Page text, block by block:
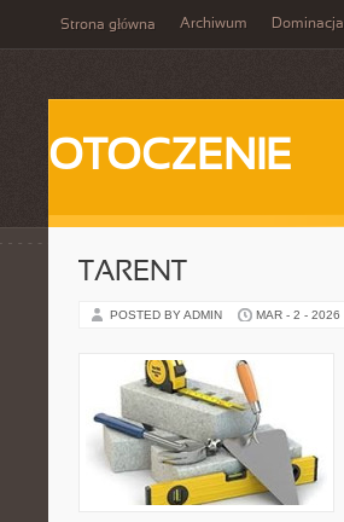
Strona główna Archiwum Dominacja
OTOCZENIE
TARENT
POSTED BY ADMIN MAR - 2 - 2026